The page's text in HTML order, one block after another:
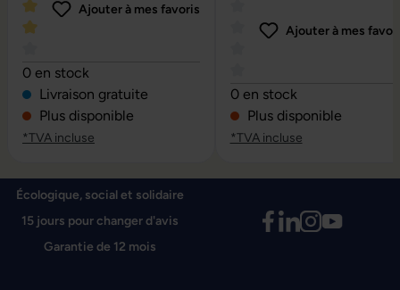
Note moyenne de 4 sur 5 étoiles
Ajouter à mes favoris
0 en stock
Livraison gratuite
Plus disponible
*TVA incluse
Note moyenne de 0 sur 5
Ajouter à mes
0 en stock
Plus disponible
*TVA incluse
Écologique, social et solidaire
15 jours pour changer d'avis
Garantie de 12 mois